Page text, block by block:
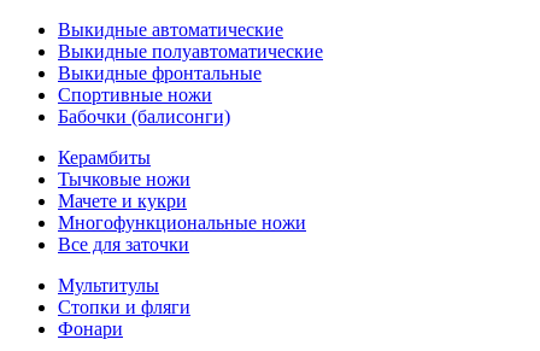
Выкидные автоматические
Выкидные полуавтоматические
Выкидные фронтальные
Спортивные ножи
Бабочки (балисонги)
Керамбиты
Тычковые ножи
Мачете и кукри
Многофункциональные ножи
Все для заточки
Мультитулы
Стопки и фляги
Фонари